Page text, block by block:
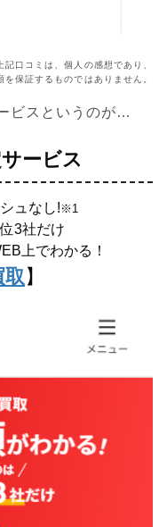
記口コミは、個人の感想であり、
を保証するものではありません。
ビスというのが…
ービス
ュなし! ※1
3社だけ
上でわかる！
取】